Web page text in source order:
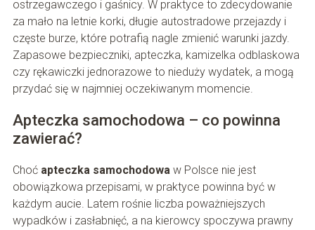
ostrzegawczego i gaśnicy. W praktyce to zdecydowanie
za mało na letnie korki, długie autostradowe przejazdy i
częste burze, które potrafią nagle zmienić warunki jazdy.
Zapasowe bezpieczniki, apteczka, kamizelka odblaskowa
czy rękawiczki jednorazowe to nieduży wydatek, a mogą
przydać się w najmniej oczekiwanym momencie.
Apteczka samochodowa – co powinna
zawierać?
Choć apteczka samochodowaw Polsce nie jest
obowiązkowa przepisami, w praktyce powinna być w
każdym aucie. Latem rośnie liczba poważniejszych
wypadków i zasłabnięć, a na kierowcy spoczywa prawny